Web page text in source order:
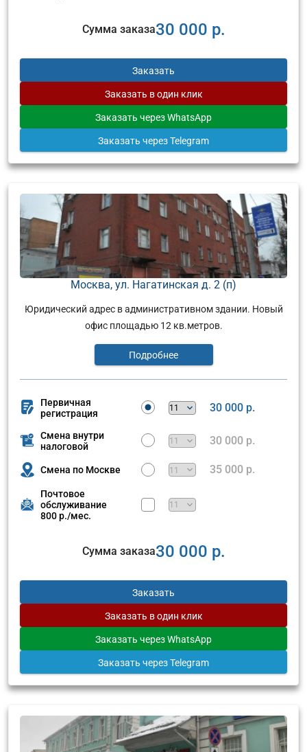
Сумма заказа30 000 р.
Заказать
Заказать в один клик
Заказать через WhatsApp
Заказать через Telegram
Москва, ул. Нагатинская д. 2 (п)
Юридический адрес в административном здании. Новый
офис площадью 12 кв.метров.
Подробнее
Первичная
регистрация
30 000 р.
Смена внутри
налоговой
30 000 р.
Смена по Москве 35 000 р.
Почтовое
обслуживание
800 р./мес.
Сумма заказа30 000 р.
Заказать
Заказать в один клик
Заказать через WhatsApp
Заказать через Telegram